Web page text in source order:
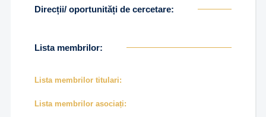
Direcții/ oportunități de cercetare:
Lista membrilor:
Lista membrilor titulari:
Lista membrilor asociați: